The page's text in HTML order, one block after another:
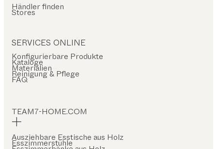
Händler finden
Stores
SERVICES ONLINE
Konfigurierbare Produkte
Kataloge
Materialien
Reinigung & Pflege
FAQ
TEAM7-HOME.COM
Ausziehbare Esstische aus Holz
Esszimmerstühle